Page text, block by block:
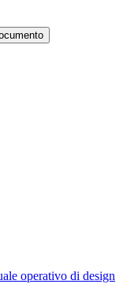
operativo di design